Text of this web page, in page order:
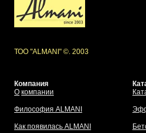
ТОО "ALMANI" ©. 2003
Компания
О компании
Философия ALMANI
Как появилась ALMANI